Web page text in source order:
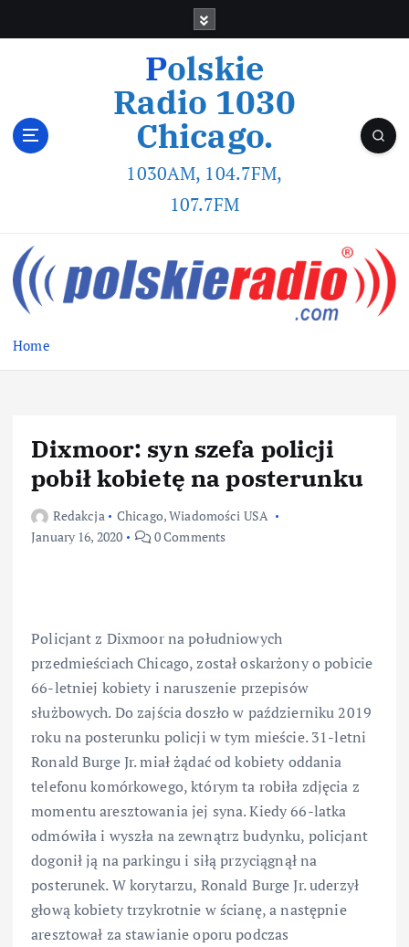
Polskie
Radio 1030
Chicago.
1030AM, 104.7FM,
107.7FM
Home
Dixmoor: syn szefa policji
pobił kobietę na posterunku
Redakcja Chicago,Wiadomości USA
January 16, 2020
0 Comments
Policjant z Dixmoor na południowych
przedmieściach Chicago, został oskarżony o pobicie
66-letniej kobiety i naruszenie przepisów
służbowych. Do zajścia doszło w październiku 2019
roku na posterunku policji w tym mieście. 31-letni
Ronald Burge Jr. miał żądać od kobiety oddania
telefonu komórkowego, którym ta robiła zdjęcia z
momentu aresztowania jej syna. Kiedy 66-latka
odmówiła i wyszła na zewnątrz budynku, policjant
dogonił ją na parkingu i siłą przyciągnął na
posterunek. W korytarzu, Ronald Burge Jr. uderzył
głową kobiety trzykrotnie w ścianę, a następnie
aresztował za stawianie oporu podczas